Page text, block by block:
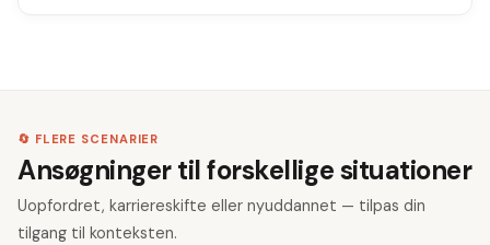
🔄 FLERE SCENARIER
Ansøgninger til forskellige situationer
Uopfordret, karriereskifte eller nyuddannet — tilpas din
tilgang til konteksten.